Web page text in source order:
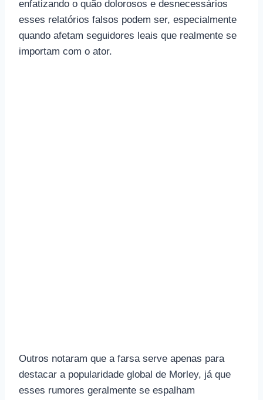
enfatizando o quão dolorosos e desnecessários
esses relatórios falsos podem ser, especialmente
quando afetam seguidores leais que realmente se
importam com o ator.
Outros notaram que a farsa serve apenas para
destacar a popularidade global de Morley, já que
esses rumores geralmente se espalham